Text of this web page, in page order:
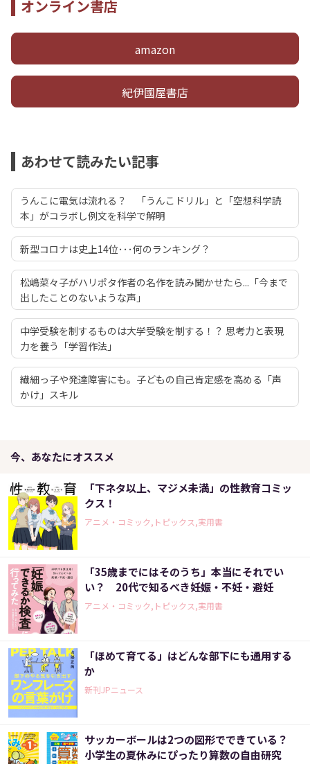
オンライン書店
amazon
紀伊國屋書店
あわせて読みたい記事
うんこに電気は流れる？ 「うんこドリル」と「空想科学読
本」がコラボし例文を科学で解明
新型コロナは史上14位･･･何のランキング？
松嶋菜々子がハリポタ作者の名作を読み聞かせたら...「今まで
出したことのないような声」
中学受験を制するものは大学受験を制する！？ 思考力と表現
力を養う「学習作法」
繊細っ子や発達障害にも。子どもの自己肯定感を高める「声
かけ」スキル
今、あなたにオススメ
「下ネタ以上、マジメ未満」の性教育コミッ
クス！
アニメ・コミック,トピックス,実用書
「35歳までにはそのうち」本当にそれでい
い？ 20代で知るべき妊娠・不妊・避妊
アニメ・コミック,トピックス,実用書
「ほめて育てる」はどんな部下にも通用する
か
新刊JPニュース
サッカーボールは2つの図形でできている？
小学生の夏休みにぴったり算数の自由研究